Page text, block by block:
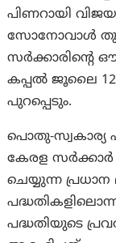
പിണറായി
സോനോവാൾ
സർക്കാരിൻ്റെ
കപ്പൽ ജൂലൈ 12
പുറപ്പെടും.
പൊതു-സ്വകാര്യ
കേരള സർക്കാർ
ചെയ്യുന്ന
പദ്ധതിയുടെ